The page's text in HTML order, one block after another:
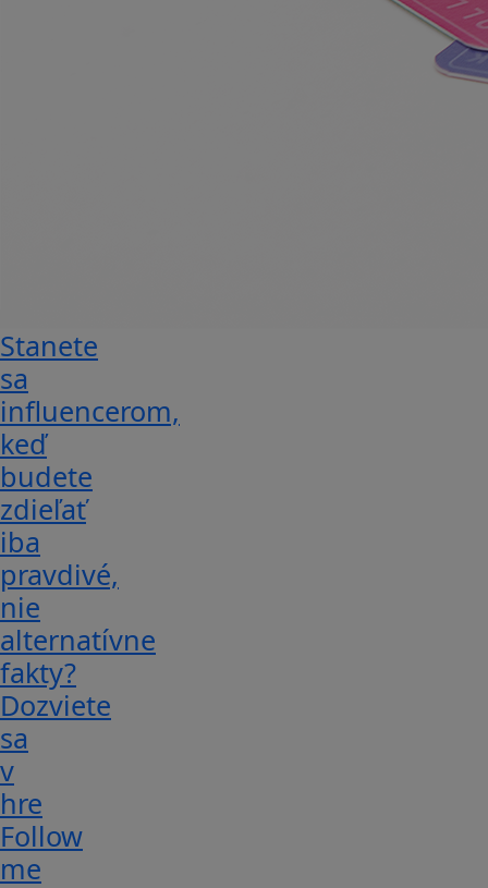
Stanete
sa
influencerom,
keď
budete
zdieľať
iba
pravdivé,
nie
alternatívne
fakty?
Dozviete
sa
v
hre
Follow
me